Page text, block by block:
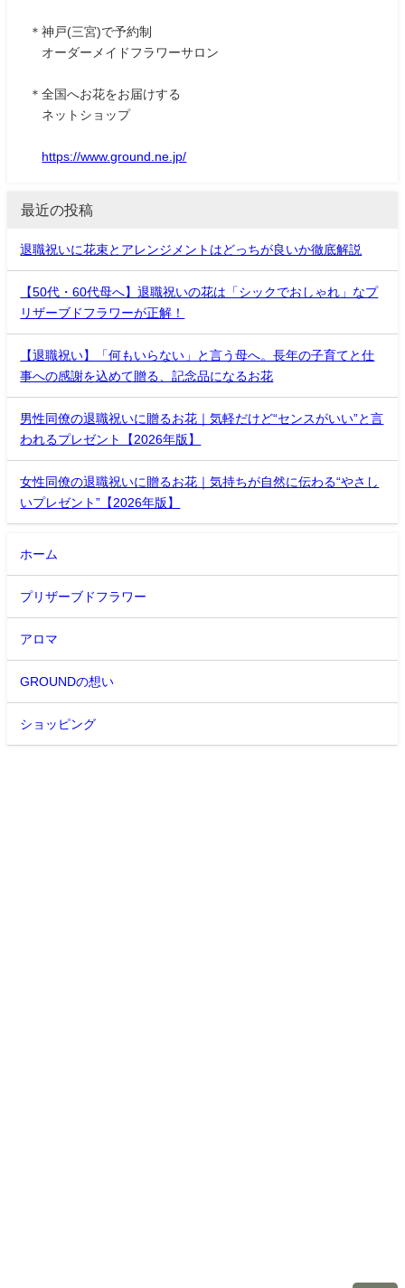
＊神戸(三宮)で予約制
オーダーメイドフラワーサロン
＊全国へお花をお届けする
ネットショップ
https://www.ground.ne.jp/
最近の投稿
退職祝いに花束とアレンジメントはどっちが良いか徹底解説
【50代・60代母へ】退職祝いの花は「シックでおしゃれ」なプ
リザーブドフラワーが正解！
【退職祝い】「何もいらない」と言う母へ。長年の子育てと仕
事への感謝を込めて贈る、記念品になるお花
男性同僚の退職祝いに贈るお花｜気軽だけど“センスがいい”と言
われるプレゼント【2026年版】
女性同僚の退職祝いに贈るお花｜気持ちが自然に伝わる“やさし
いプレゼント”【2026年版】
ホーム
プリザーブドフラワー
アロマ
GROUNDの想い
ショッピング